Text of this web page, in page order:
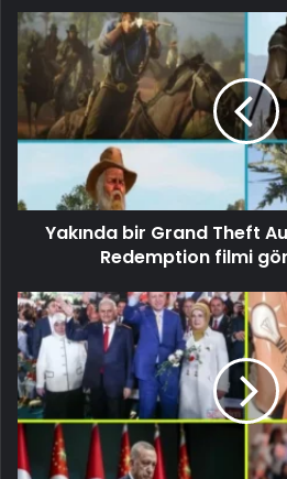
Yakında bir Grand Theft
Redemption filmi